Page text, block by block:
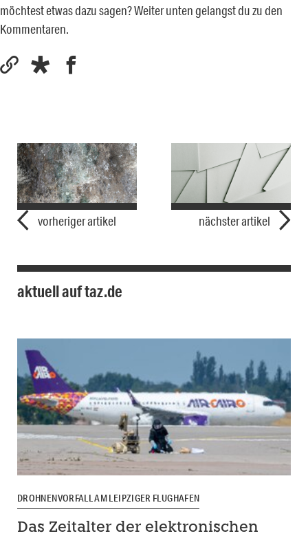
möchtest etwas dazu sagen? Weiter unten gelangst du zu den
Kommentaren.
vorheriger artikel nächster artikel
aktuell auf taz.de
DROHNENVORFALL AM LEIPZIGER FLUGHAFEN
Das Zeitalter der elektronischen